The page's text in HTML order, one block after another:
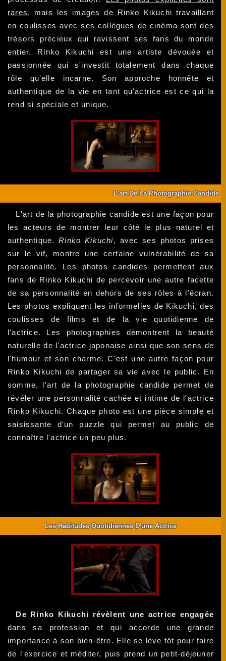
rares, mais les images de Rinko Kikuchi travaillant
en coulisses avec ses collègues de cinéma sont des
trésors précieux qui ravissent ses fans du monde
entier. Rinko Kikuchi est une artiste dévouée et
passionnée qui s'investit totalement dans chaque
rôle qu'elle incarne. Son approche honnête et
authentique de la vie en tant qu'actrice est ce qui la
rend si spéciale et unique.
L'art De La Photographie Candide
L'art de la photographie candide est une façon pour
les acteurs de montrer leur côté le plus naturel et
authentique.Rinko Kikuchi, avec ses photos prises
sur le vif, montre une certaine vulnérabilité de sa
personnalité. Les photos candides permettent aux
fans de Rinko Kikuchi de percevoir une autre facette
de sa personnalité en dehors de ses rôles à l'écran.
Les photos expliquent les informelles de Kikuchi, des
coulisses de films et de la vie quotidienne de
l'actrice. Les photographies démontrent la beauté
naturelle de l'actrice japonaise ainsi que son sens de
l'humour et son charme. C'est une autre façon pour
Rinko Kikuchi de partager sa vie avec le public. En
somme, l'art de la photographie candide permet de
révéler une personnalité cachée et intime de l'actrice
Rinko Kikuchi. Chaque photo est une pièce simple et
saisissante d'un puzzle qui permet au public de
connaître l'actrice un peu plus.
Les Habitudes Quotidiennes D'une Actrice
De Rinko Kikuchi révèlent une actrice engagée
dans sa profession et qui accorde une grande
importance à son bien-être. Elle se lève tôt pour faire
de l'exercice et méditer, puis prend un petit-déjeuner